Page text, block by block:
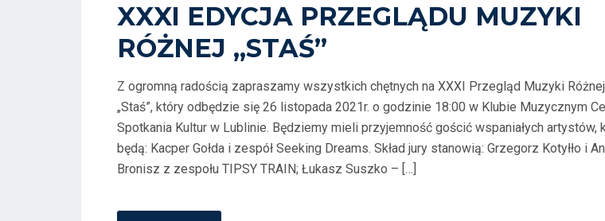
S
T
E
D
O
N
XXXI EDYCJA PRZEGLĄDU MUZYKI
RÓŻNEJ „STAŚ”
Z ogromną radością zapraszamy wszystkich chętnych na XXXI Przegląd Muzyki Różnej
„Staś”, który odbędzie się 26 listopada 2021r. o godzinie 18:00 w Klubie Muzycznym
Spotkania Kultur w Lublinie. Będziemy mieli przyjemność gościć wspaniałych artystów,
będą: Kacper Gołda i zespół Seeking Dreams. Skład jury stanowią: Grzegorz Kotyłło i
Bronisz z zespołu TIPSY TRAIN; Łukasz Suszko – […]